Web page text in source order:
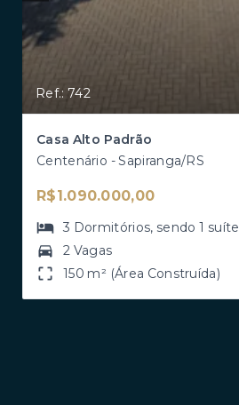
Ref.: 742
Casa Alto Padrão
Centenário - Sapiranga/RS
R$1.090.000,00
3 Dormitórios, sendo1 suíte
2 Vagas
150 m² (Área Construída)